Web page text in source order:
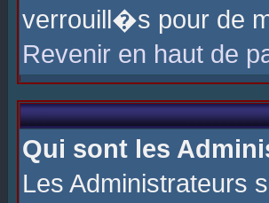
verrouill�s pour de
Revenir en haut de
Qui sont les
Les Administrateurs